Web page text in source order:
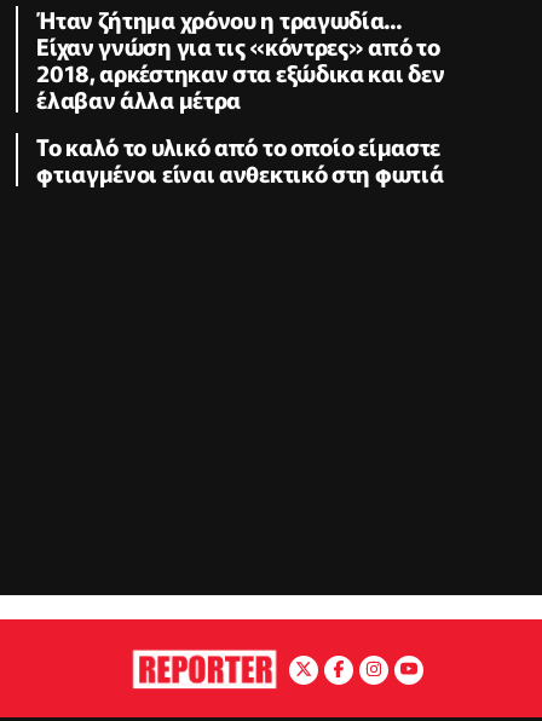
Ήταν ζήτημα χρόνου η τραγωδία...
Είχαν γνώση για τις «κόντρες» από το
2018, αρκέστηκαν στα εξώδικα και δεν
έλαβαν άλλα μέτρα
Το καλό το υλικό από το οποίο είμαστε
φτιαγμένοι είναι ανθεκτικό στη φωτιά